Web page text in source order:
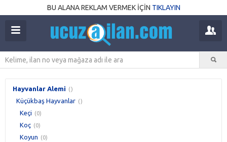
BU ALANA REKLAM VERMEK İÇİN TIKLAYIN
Hayvanlar Alemi ()
Küçükbaş Hayvanlar ()
Keçi (0)
Koç (0)
Koyun (0)